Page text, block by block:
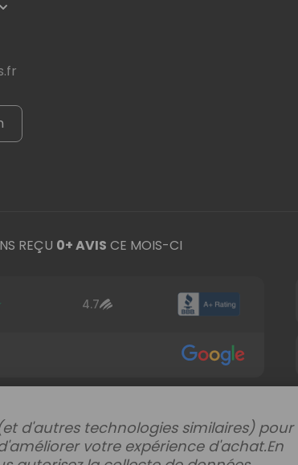
REÇU 0+ AVIS CE MOIS-CI
4.7
d'autres technologies similaires) pour
votre expérience d'achat.En